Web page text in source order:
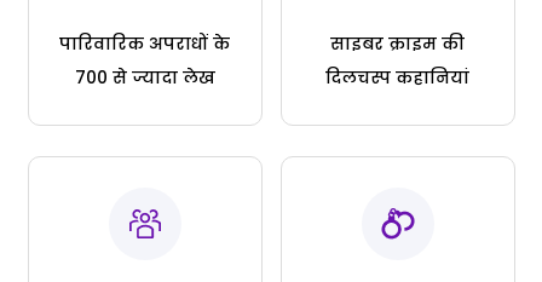
पारिवारिक अपराधों के
700 से ज्यादा लेख
साइबर क्राइम की
दिलचस्प कहानियां